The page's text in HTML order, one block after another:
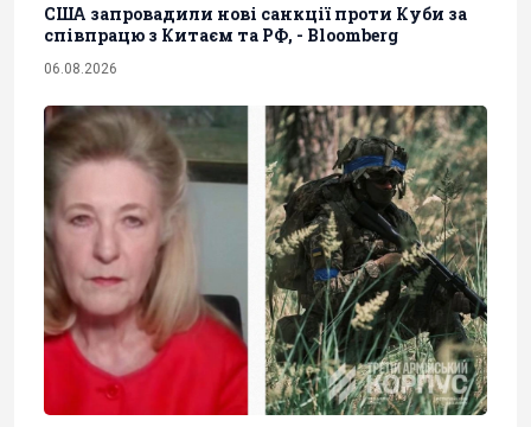
США запровадили нові санкції проти Куби за
співпрацю з Китаєм та РФ, - Bloomberg
06.08.2026